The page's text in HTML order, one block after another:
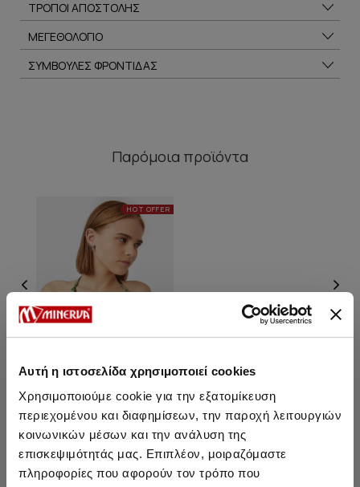
Αυτή η ιστοσελίδα χρησιμοποιεί cookies
Χρησιμοποιούμε cookie για την εξατομίκευση
περιεχομένου και διαφημίσεων, την παροχή λειτουργιών
κοινωνικών μέσων και την ανάλυση της
επισκεψιμότητάς μας. Επιπλέον, μοιραζόμαστε
πληροφορίες που αφορούν τον τρόπο που
ΤΡΟΠΟΙ ΑΠΟΣΤΟΛΗΣ
ΜΕΓΕΘΟΛΟΓΙΟ
ΣΥΜΒΟΥΛΕΣ ΦΡΟΝΤΙΔΑΣ
Παρόμοια προϊόντα
HOT OFFER
Mendoza Bralette Bikini Top
16,45 €